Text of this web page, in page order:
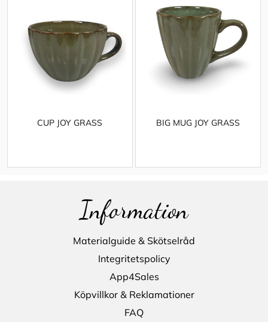
CUP JOY GRASS BIG MUG JOY GRASS
Information
Materialguide & Skötselråd
Integritetspolicy
App4Sales
Köpvillkor & Reklamationer
FAQ